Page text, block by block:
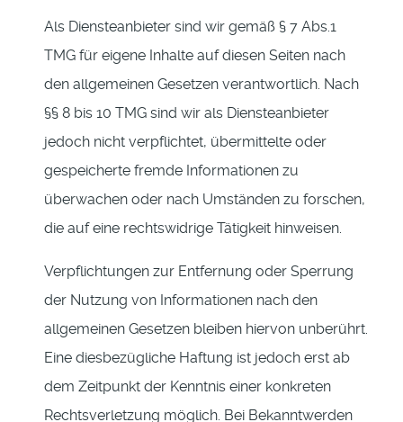
Als Diensteanbieter sind wir gemäß § 7 Abs.1
TMG für eigene Inhalte auf diesen Seiten nach
den allgemeinen Gesetzen verantwortlich. Nach
§§ 8 bis 10 TMG sind wir als Diensteanbieter
jedoch nicht verpflichtet, übermittelte oder
gespeicherte fremde Informationen zu
überwachen oder nach Umständen zu forschen,
die auf eine rechtswidrige Tätigkeit hinweisen.
Verpflichtungen zur Entfernung oder Sperrung
der Nutzung von Informationen nach den
allgemeinen Gesetzen bleiben hiervon unberührt.
Eine diesbezügliche Haftung ist jedoch erst ab
dem Zeitpunkt der Kenntnis einer konkreten
Rechtsverletzung möglich. Bei Bekanntwerden